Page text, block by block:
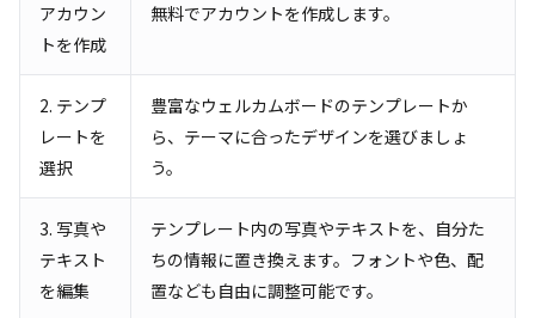
アカウン
トを作成
無料でアカウントを作成します。
2. テンプ
レートを
選択
豊富なウェルカムボードのテンプレートか
ら、テーマに合ったデザインを選びましょ
う。
3. 写真や
テキスト
を編集
テンプレート内の写真やテキストを、自分た
ちの情報に置き換えます。フォントや色、配
置なども自由に調整可能です。